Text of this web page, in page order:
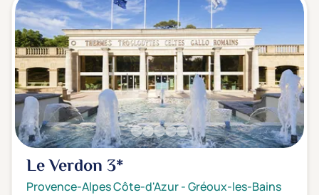
Le Verdon 3*
Provence-Alpes Côte-d'Azur-Gréoux-les-Bains